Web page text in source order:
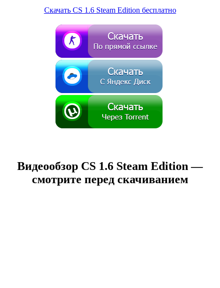
Скачать CS 1.6 Steam Edition бесплатно
Видеообзор CS 1.6 Steam Edition —
смотрите перед скачиванием